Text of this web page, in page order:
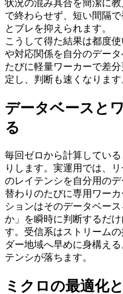
状況の混み具合を簡潔に
で終わらせず、短い間隔
とブレを抑えられます。
こうして得た結果は都度
や対応関係を自分のデー
たびに軽量ワーカーで差
定し、判断も速くなります
データベースと
る
毎回ゼロから計算してい
りします。実運用では、
のレイテンシを自分用の
替わりのたびに専用ワー
ションはそのデータベー
か」を瞬時に判断するだ
す。受信系はストリーム
ダー地域へ早めに身構え
テンシが落ちます。
ミクロの最適化